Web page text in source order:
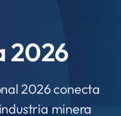
2026
2026 conecta
minera